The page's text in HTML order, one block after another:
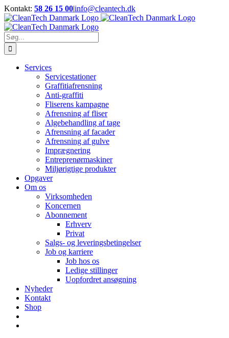
Skip
to
content
Kontakt: 58 26 15 00|info@cleantech.dk
Facebook
LinkedIn
YouTube
Søg
efter:
Services
Servicestationer
Graffitiafrensning
Anti-graffiti
Fliserens kampagne
Afrensning af fliser
Algebehandling af tage
Afrensning af facader
Afrensning af gulve
Imprægnering
Entreprenørmaskiner
Miljørigtige produkter
Opgaver
Om os
Virksomheden
Koncernen
Abonnement
Erhverv
Privat
Salgs- og leveringsbetingelser
Job og karriere
Job hos os
Ledige stillinger
Uopfordret ansøgning
Nyheder
Kontakt
Shop